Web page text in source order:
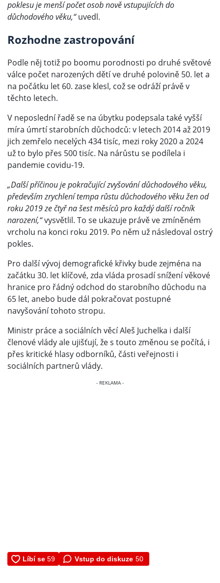
poklesu je menší počet osob nově vstupujících do
důchodového věku,“uvedl.
Rozhodne zastropování
Podle něj totiž po boomu porodnosti po druhé světové
válce počet narozených dětí ve druhé polovině 50. let a
na počátku let 60. zase klesl, což se odráží právě v
těchto letech.
V neposlední řadě se na úbytku podepsala také vyšší
míra úmrtí starobních důchodců: v letech 2014 až 2019
jich zemřelo necelých 434 tisíc, mezi roky 2020 a 2024
už to bylo přes 500 tisíc. Na nárůstu se podílela i
pandemie covidu-19.
„Další příčinou je pokračující zvyšování důchodového věku,
především zrychlení tempa růstu důchodového věku žen od
roku 2019 ze čtyř na šest měsíců pro každý další ročník
narození,“vysvětlil. To se ukazuje právě ve zmíněném
vrcholu na konci roku 2019. Po něm už následoval ostrý
pokles.
Pro další vývoj demografické křivky bude zejména na
začátku 30. let klíčové, zda vláda prosadí snížení věkové
hranice pro řádný odchod do starobního důchodu na
65 let, anebo bude dál pokračovat postupné
navyšování tohoto stropu.
Ministr práce a sociálních věcí Aleš Juchelka i další
členové vlády ale ujišťují, že s touto změnou se počítá, i
přes kritické hlasy odborníků, části veřejnosti i
sociálních partnerů vlády.
Vstup do diskuze 50